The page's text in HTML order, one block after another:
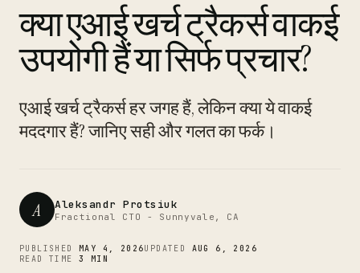
क्या एआई खर्च ट्रैकर्स वाकई
उपयोगी हैं या सिर्फ प्रचार?
एआई खर्च ट्रैकर्स हर जगह हैं, लेकिन क्या ये वाकई
मददगार हैं? जानिए सही और गलत का फर्क।
A Aleksandr Protsiuk
Fractional CTO - Sunnyvale, CA
PUBLISHED MAY 4, 2026UPDATED AUG 6, 2026
READ TIME 3 MIN